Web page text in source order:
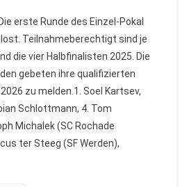
erste Runde des Einzel-Pokal
Teilnahmeberechtigt sind je
die vier Halbfinalisten 2025. Die
gebeten ihre qualifizierten
zu melden.1. Soel Kartsev,
Schlottmann, 4. Tom
Michalek (SC Rochade
ter Steeg (SF Werden),